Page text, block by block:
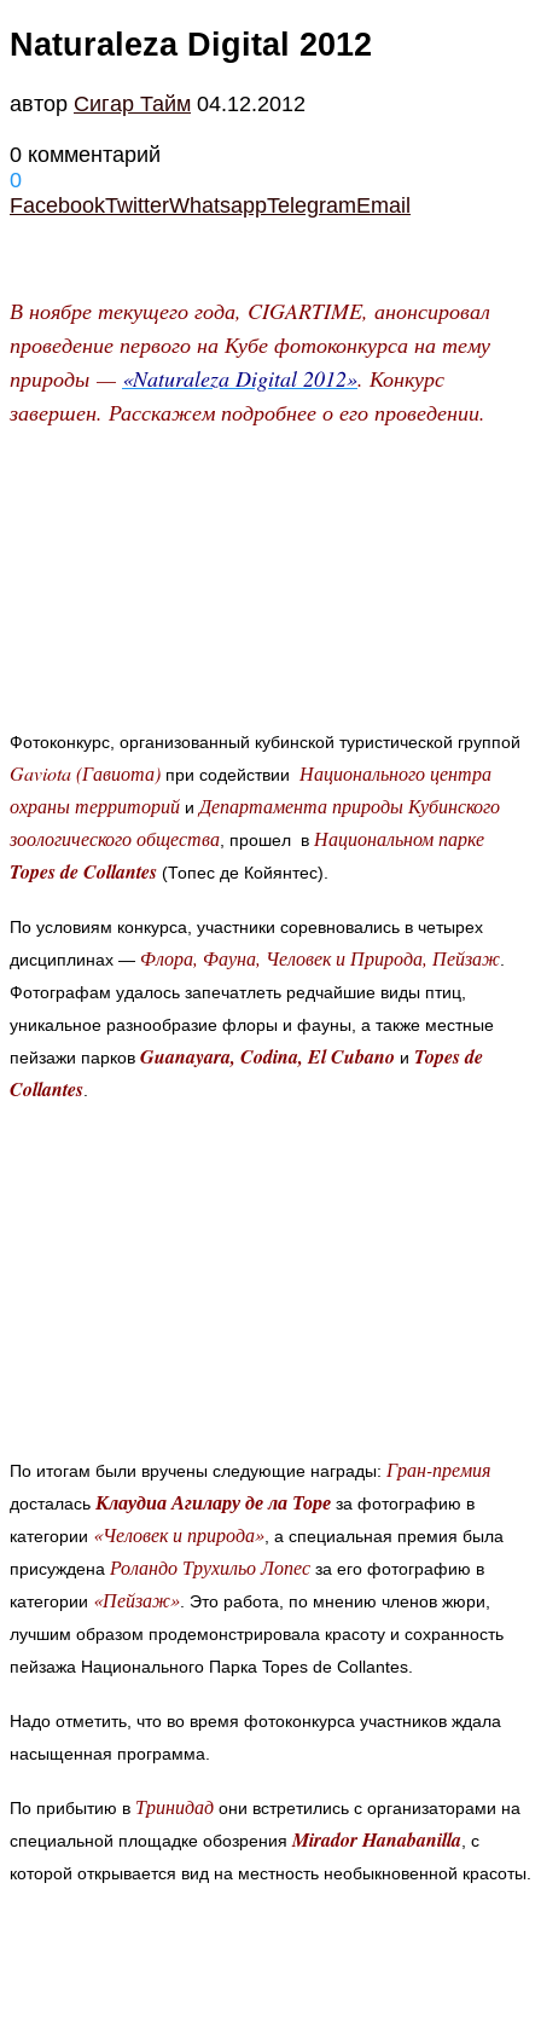
Naturaleza Digital 2012
автор Cигар Тайм 04.12.2012
0 комментарий
0
FacebookTwitterWhatsappTelegramEmail
В ноябре текущего года, CIGARTIME, анонсировал
проведение первого на Кубе фотоконкурса на тему
природы — «Naturaleza Digital 2012». Конкурс
завершен. Расскажем подробнее о его проведении.
Фотоконкурс, организованный кубинской туристической группой
Gaviota (Гавиота) при содействии Национального центра
охраны территорий и Департамента природы Кубинского
зоологического общества , прошел в Национальном парке
Topes de Collantes (Топес де Койянтес).
По условиям конкурса, участники соревновались в четырех
дисциплинах — Флора, Фауна, Человек и Природа, Пейзаж
Фотографам удалось запечатлеть редчайшие виды птиц,
уникальное разнообразие флоры и фауны, а также местные
пейзажи парков Guanayara, Codina, El Cubano и Topes de
Collantes
По итогам были вручены следующие награды: Гран-премия
досталась Клаудиа Агилару де ла Торе за фотографию в
категории «Человек и природа» , а специальная премия была
присуждена Роландо Трухильо Лопес за его фотографию в
категории «Пейзаж» . Это работа, по мнению членов жюри,
лучшим образом продемонстрировала красоту и сохранность
пейзажа Национального Парка Topes de Collantes.
Надо отметить, что во время фотоконкурса участников ждала
насыщенная программа.
По прибытию в Тринидад они встретились с организаторами на
специальной площадке обозрения Mirador Hanabanilla , с
которой открывается вид на местность необыкновенной красоты.